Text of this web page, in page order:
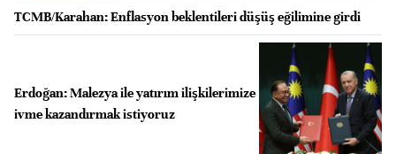
TCMB/Karahan: Enflasyon beklentileri düşüş eğilimine girdi
Erdoğan: Malezya ile yatırım ilişkilerimize
ivme kazandırmak istiyoruz